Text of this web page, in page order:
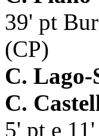
39' pt
(CP)
C.
C.
5' pt e